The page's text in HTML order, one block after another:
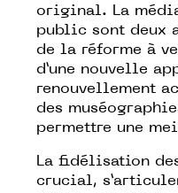
original. La
public sont deux
de la réforme à
d’une nouvelle
renouvellement
des
permettre une
La fidélisation
crucial,